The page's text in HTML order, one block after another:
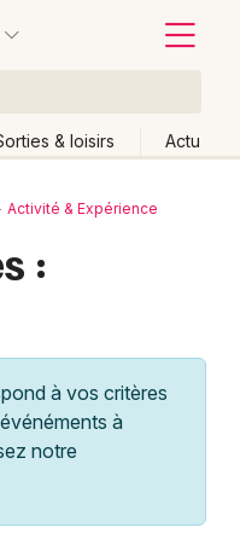
& loisirs Actu
Activité & Expérience
:
à vos critères
à
notre
lieu
end Autre